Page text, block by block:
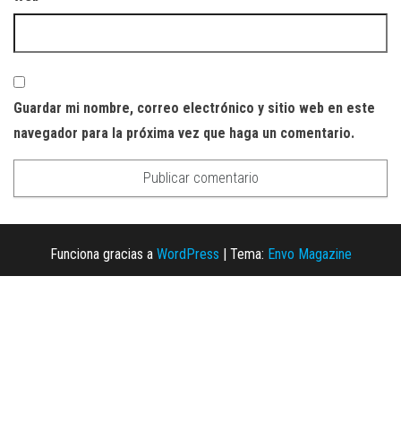
Guardar mi nombre, correo electrónico y sitio web en este
navegador para la próxima vez que haga un comentario.
Funciona gracias a WordPress Tema: Envo Magazine